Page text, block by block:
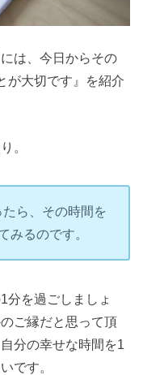
は、今日からその
が大切です』を紹介
。
ら、その時間を
みるのです。
分を過ごしましょ
ご縁だと思って頂
分の幸せな時間を1
です。